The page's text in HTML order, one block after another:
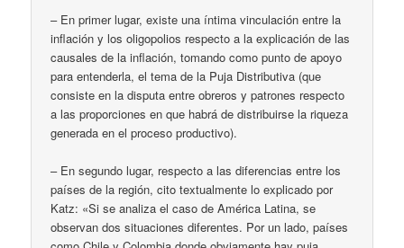
– En primer lugar, existe una íntima vinculación entre la
inflación y los oligopolios respecto a la explicación de las
causales de la inflación, tomando como punto de apoyo
para entenderla, el tema de la Puja Distributiva (que
consiste en la disputa entre obreros y patrones respecto
a las proporciones en que habrá de distribuirse la riqueza
generada en el proceso productivo).
– En segundo lugar, respecto a las diferencias entre los
países de la región, cito textualmente lo explicado por
Katz: «Si se analiza el caso de América Latina, se
observan dos situaciones diferentes. Por un lado, países